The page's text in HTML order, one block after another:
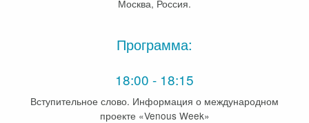
Москва, Россия.
Программа:
18:00 - 18:15
Вступительное слово. Информация о международном
проекте «Venous Week»